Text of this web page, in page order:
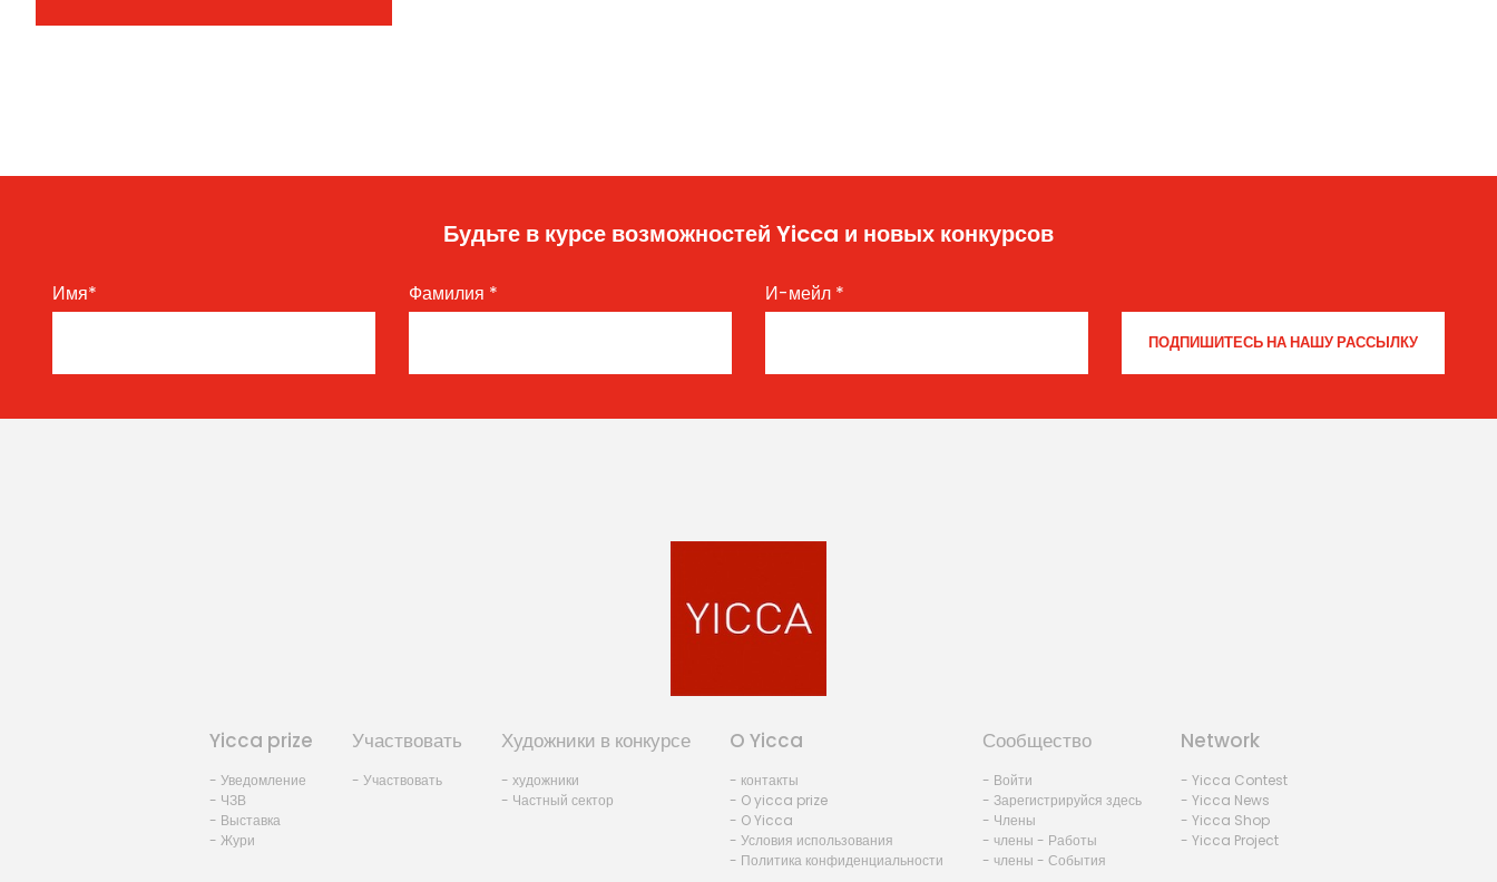
Будьте в курсе возможностей Yicca и новых конкурсов
Имя* Фамилия * И-мейл *
Yicca prize
- Уведомление
- ЧЗВ
- Выставка
- Жури
Участвовать
- Участвовать
Художники в конкурсе
- художники
- Частный сектор
O Yicca
- контакты
- O yicca prize
- O Yicca
- Условия использования
- Политика конфиденциальности
Сообщество
- Войти
- Зарегистрируйся здесь
- Члены
- члены - Работы
- члены - События
Network
- Yicca Contest
- Yicca News
- Yicca Shop
- Yicca Project